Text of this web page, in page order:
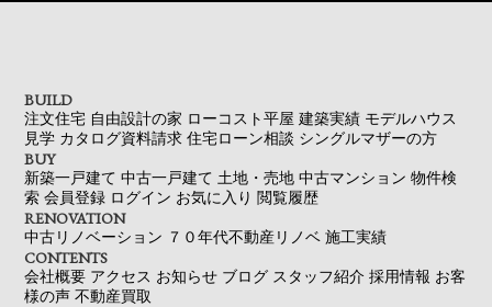
BUILD
注文住宅 自由設計の家 ローコスト平屋 建築実績 モデルハウス
見学 カタログ資料請求 住宅ローン相談 シングルマザーの方
BUY
新築一戸建て 中古一戸建て 土地・売地 中古マンション 物件検
索 会員登録 ログイン お気に入り 閲覧履歴
RENOVATION
中古リノベーション ７０年代不動産リノベ 施工実績
CONTENTS
会社概要 アクセス お知らせ ブログ スタッフ紹介 採用情報 お客
様の声 不動産買取